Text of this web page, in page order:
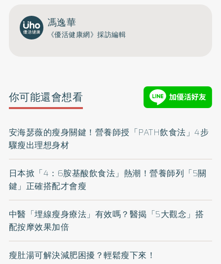
馮逸華
《優活健康網》採訪編輯
你可能還會想看
安海瑟薇的瘦身關鍵！營養師授「PATH飲食法」4步
驟瘦出理想身材
日本掀「4：6胺基酸飲食法」熱潮！營養師列「5關
鍵」正確搭配才會瘦
中醫「埋線瘦身療法」有效嗎？醫揭「5大觀念」搭
配按摩效果加倍
瘦肚湯可解決減肥困擾？輕鬆瘦下來！